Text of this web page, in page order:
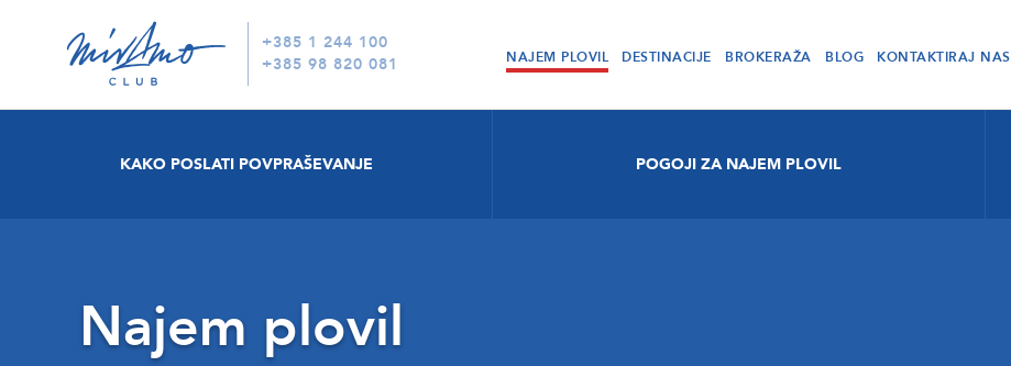
+385 1 244 100
+385 98 820 081
NAJEM PLOVIL DESTINACIJE BROKERAŽA BLOG KONTAKTIRAJ NAS
KAKO POSLATI POVPRAŠEVANJE POGOJI ZA NAJEM PLOVIL
Najem plovil